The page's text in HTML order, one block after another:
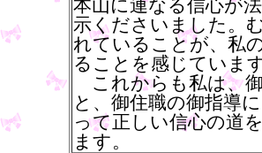
本山に連なる信心が
示くださいました。
れていることが、私
ることを感じていま
これからも私は、
と、御住職の御指導
って正しい信心の道
ます。